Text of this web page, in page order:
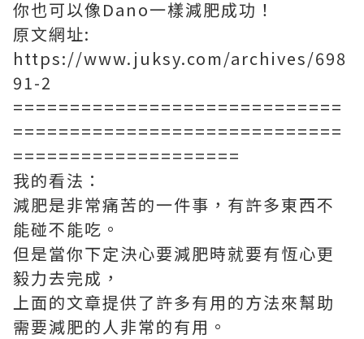
你也可以像Dano一樣減肥成功！
原文網址:
https://www.juksy.com/archives/698
91-2
=============================
=============================
====================
我的看法：
減肥是非常痛苦的一件事，有許多東西不
能碰不能吃。
但是當你下定決心要減肥時就要有恆心更
毅力去完成，
上面的文章提供了許多有用的方法來幫助
需要減肥的人非常的有用。